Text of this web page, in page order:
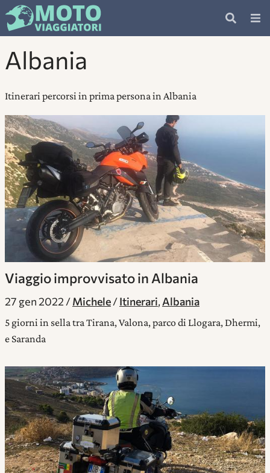
Albania
Itinerari percorsi in prima persona in Albania
Viaggio improvvisato in Albania
27 gen 2022 Michele Itinerari, Albania
5 giorni in sella tra Tirana, Valona, parco di Llogara, Dhermi,
e Saranda